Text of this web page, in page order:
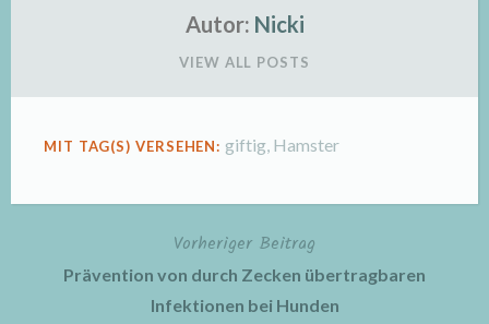
Autor: Nicki
VIEW ALL POSTS
MIT TAG(S) VERSEHEN: giftig, Hamster
BeitragsnavigationVorheriger Beitrag
Prävention von durch Zecken übertragbaren
Infektionen bei Hunden